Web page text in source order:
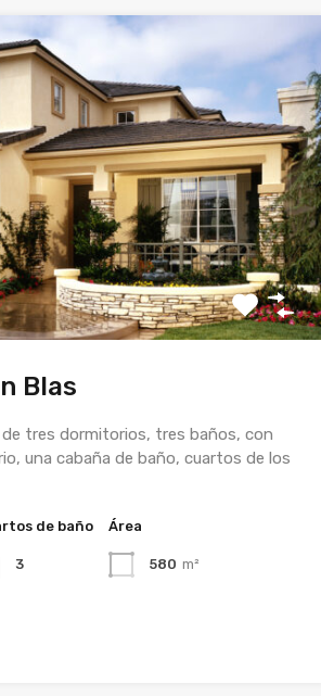
Blas
tres dormitorios, tres baños, con
una cabaña de baño, cuartos de los
de baño
3
Área
580 m²